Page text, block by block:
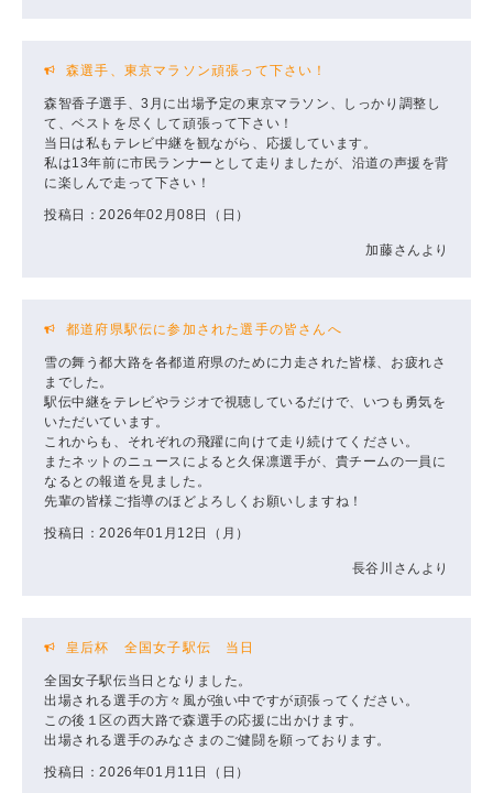
森選手、東京マラソン頑張って下さい！
森智香子選手、3月に出場予定の東京マラソン、しっかり調整し
て、ベストを尽くして頑張って下さい！
当日は私もテレビ中継を観ながら、応援しています。
私は13年前に市民ランナーとして走りましたが、沿道の声援を背
に楽しんで走って下さい！
投稿日：2026年02月08日（日）
加藤さんより
都道府県駅伝に参加された選手の皆さんへ
雪の舞う都大路を各都道府県のために力走された皆様、お疲れさ
までした。
駅伝中継をテレビやラジオで視聴しているだけで、いつも勇気を
いただいています。
これからも、それぞれの飛躍に向けて走り続けてください。
またネットのニュースによると久保凛選手が、貴チームの一員に
なるとの報道を見ました。
先輩の皆様ご指導のほどよろしくお願いしますね！
投稿日：2026年01月12日（月）
長谷川さんより
皇后杯 全国女子駅伝 当日
全国女子駅伝当日となりました。
出場される選手の方々風が強い中ですが頑張ってください。
この後１区の西大路で森選手の応援に出かけます。
出場される選手のみなさまのご健闘を願っております。
投稿日：2026年01月11日（日）